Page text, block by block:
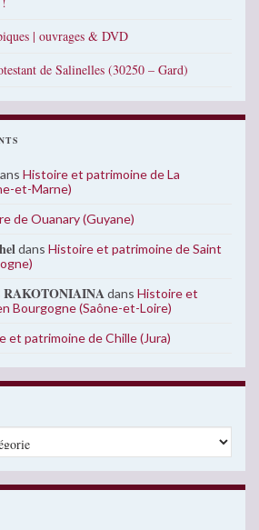
| ouvrages & DVD
de Salinelles (30250 – Gard)
Histoire et patrimoine de La
et-Marne)
de Ouanary (Guyane)
dans Histoire et patrimoine de Saint
RAKOTONIAINAdans Histoire et
Bourgogne (Saône-et-Loire)
et patrimoine de Chille (Jura)